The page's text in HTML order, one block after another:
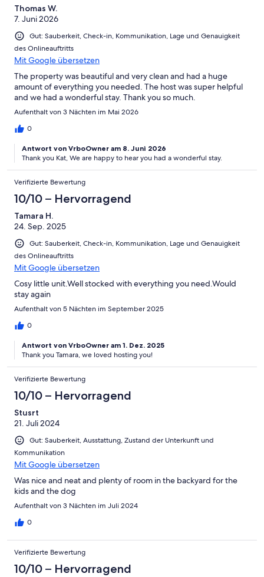
Thomas W.
7. Juni 2026
Gut: Sauberkeit, Check-in, Kommunikation, Lage und Genauigkeit
des Onlineauftritts
Mit Google übersetzen
The property was beautiful and very clean and had a huge
amount of everything you needed. The host was super helpful
and we had a wonderful stay. Thank you so much.
Aufenthalt von 3 Nächten im Mai 2026
0
Antwort von VrboOwner am 8. Juni 2026
Thank you Kat, We are happy to hear you had a wonderful stay.
Verifizierte Bewertung
10/10 – Hervorragend
Tamara H.
24. Sep. 2025
Gut: Sauberkeit, Check-in, Kommunikation, Lage und Genauigkeit
des Onlineauftritts
Mit Google übersetzen
Cosy little unit.Well stocked with everything you need.Would
stay again
Aufenthalt von 5 Nächten im September 2025
0
Antwort von VrboOwner am 1. Dez. 2025
Thank you Tamara, we loved hosting you!
Verifizierte Bewertung
10/10 – Hervorragend
Stusrt
21. Juli 2024
Gut: Sauberkeit, Ausstattung, Zustand der Unterkunft und
Kommunikation
Mit Google übersetzen
Was nice and neat and plenty of room in the backyard for the
kids and the dog
Aufenthalt von 3 Nächten im Juli 2024
0
Verifizierte Bewertung
10/10 – Hervorragend